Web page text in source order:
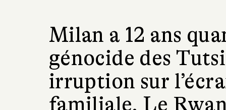
Milan a 12 ans
génocide des
irruption sur
familiale. Le